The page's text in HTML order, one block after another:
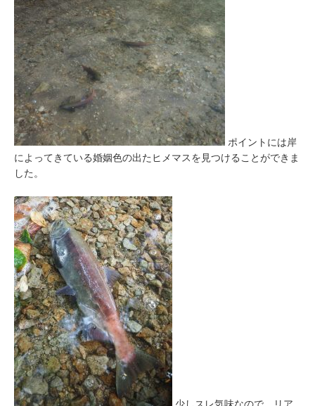
ポイントには岸
によってきている婚姻色の出たヒメマスを見つけることができま
した。